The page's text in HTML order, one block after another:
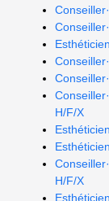
H/F/X
H/F/X